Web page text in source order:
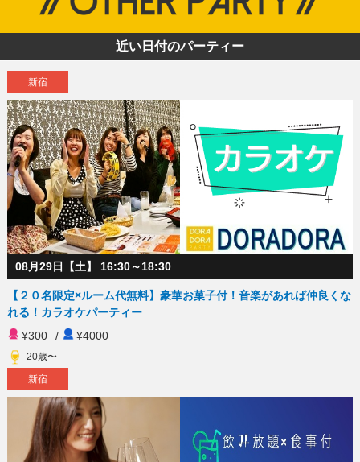
近い日付のパーティー
新宿
08月29日【土】 16:30～18:30
【２０名限定×ルーム代無料】豪華お菓子付！音楽があれば仲良くな
れる！カラオケパーティー
¥300
/ ¥4000
20歳〜
新宿